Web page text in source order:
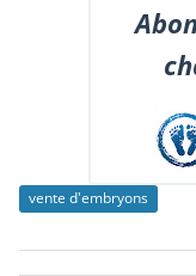
vente d'embryons